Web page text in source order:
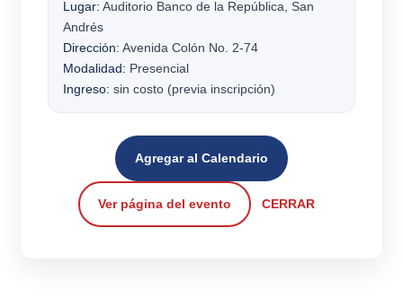
Lugar: Auditorio Banco de la República, San
Andrés
Dirección: Avenida Colón No. 2-74
Modalidad: Presencial
Ingreso: sin costo (previa inscripción)
Agregar al Calendario
Ver página del evento CERRAR